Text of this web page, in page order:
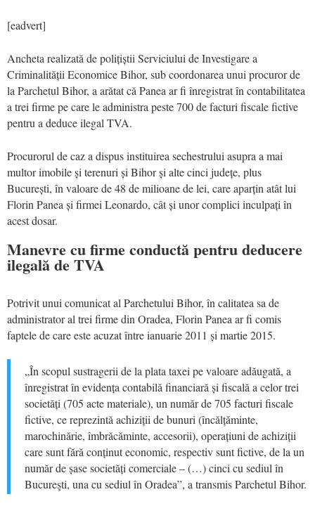
[eadvert]
Ancheta realizată de polițiștii Serviciului de Investigare a
Criminalității Economice Bihor, sub coordonarea unui procuror de
la Parchetul Bihor, a arătat că Panea ar fi înregistrat în contabilitatea
a trei firme pe care le administra peste 700 de facturi fiscale fictive
pentru a deduce ilegal TVA.
Procurorul de caz a dispus instituirea sechestrului asupra a mai
multor imobile și terenuri și Bihor și alte cinci județe, plus
București, în valoare de 48 de milioane de lei, care aparțin atât lui
Florin Panea și firmei Leonardo, cât și unor complici inculpați în
acest dosar.
Manevre cu firme conductă pentru deducere
ilegală de TVA
Potrivit unui comunicat al Parchetului Bihor, în calitatea sa de
administrator al trei firme din Oradea, Florin Panea ar fi comis
faptele de care este acuzat între ianuarie 2011 și martie 2015.
„În scopul sustragerii de la plata taxei pe valoare adăugată, a
înregistrat în evidența contabilă financiară și fiscală a celor trei
societăți (705 acte materiale), un număr de 705 facturi fiscale
fictive, ce reprezintă achiziții de bunuri (încălțăminte,
marochinărie, îmbrăcăminte, accesorii), operațiuni de achiziții
care sunt fără conținut economic, respectiv sunt fictive, de la un
număr de șase societăți comerciale – (…) cinci cu sediul în
Bucureşti, una cu sediul în Oradea”, a transmis Parchetul Bihor.